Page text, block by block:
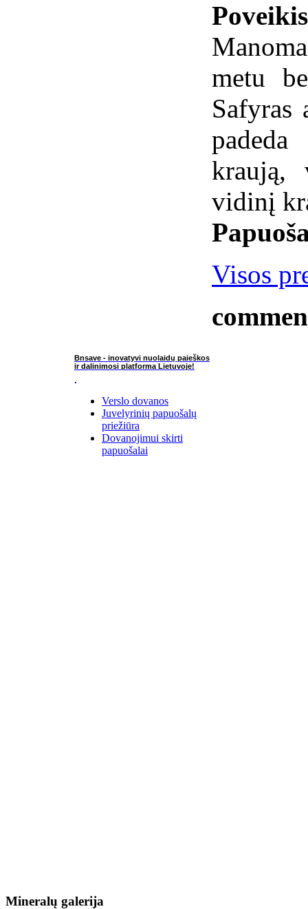
metu
Safyras
kraują,
vidinį
Visos
Bnsave - inovatyvi nuolaidų paieškos
ir dalinimosi platforma Lietuvoje!
Verslo dovanos
Juvelyrinių papuošalų
priežiūra
Dovanojimui skirti
papuošalai
Mineralų galerija